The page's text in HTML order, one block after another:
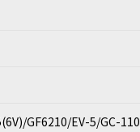
GF6210/EV-5/GC-